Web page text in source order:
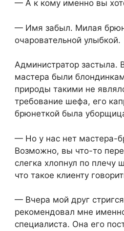
— А к кому именно вы
— Имя забыл. Милая
очаровательной улыбкой.
Администратор застыла.
мастера были
природы такими не
требование шефа, его
брюнеткой была
— Но у нас нет мастера-
Возможно, вы что-то
слегка хлопнул по плечу
что такое клиенту
— Вчера мой друг
рекомендовал мне
специалиста. Она его